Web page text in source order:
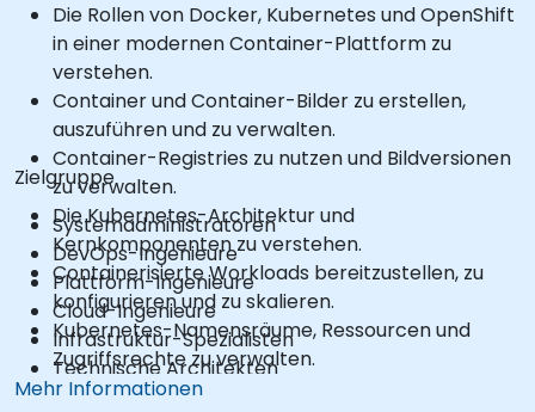
Die Rollen von Docker, Kubernetes und OpenShift
in einer modernen Container-Plattform zu
verstehen.
Container und Container-Bilder zu erstellen,
auszuführen und zu verwalten.
Container-Registries zu nutzen und Bildversionen
zu verwalten.
Die Kubernetes-Architektur und
Kernkomponenten zu verstehen.
Containerisierte Workloads bereitzustellen, zu
konfigurieren und zu skalieren.
Kubernetes-Namensräume, Ressourcen und
Zugriffsrechte zu verwalten.
Dienste, Ingress und Anwendungsexposition zu
Zielgruppe
Systemadministratoren
DevOps-Ingenieure
Plattform-Ingenieure
Cloud-Ingenieure
Infrastruktur-Spezialisten
Technische Architekten
Entwickler, die für das Bereitstellen und Betreiben
Mehr Informationen